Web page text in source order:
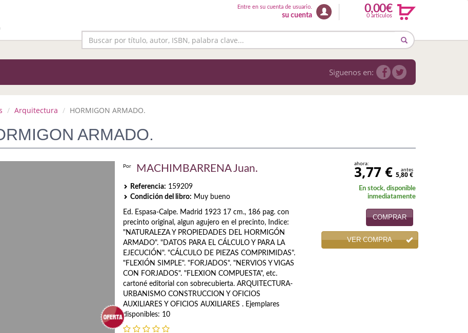
Entre en su cuenta de usuario.
su cuenta
0,00€
0 articulos
Siguenos en:
Arquitectura HORMIGON ARMADO.
ARMADO.
Por MACHIMBARRENA Juan.
Referencia: 159209
Condición del libro: Muy bueno
Ed. Espasa-Calpe. Madrid 1923 17 cm., 186 pag. con
precinto original, algun agujero en el precinto, Indice:
"NATURALEZA Y PROPIEDADES DEL HORMIGÓN
ARMADO". "DATOS PARA EL CÁLCULO Y PARA LA
EJECUCIÓN". "CÁLCULO DE PIEZAS COMPRIMIDAS".
"FLEXIÓN SIMPLE". "FORJADOS". "NERVIOS Y VIGAS
CON FORJADOS". "FLEXION COMPUESTA", etc.
cartoné editorial con sobrecubierta. ARQUITECTURA-
URBANISMO CONSTRUCCION Y OFICIOS
AUXILIARES Y OFICIOS AUXILIARES . Ejemplares
disponibles: 10
ahora:
3,77 € antes
5,80 €
En stock, disponible
inmediatamente
COMPRAR
VER COMPRA